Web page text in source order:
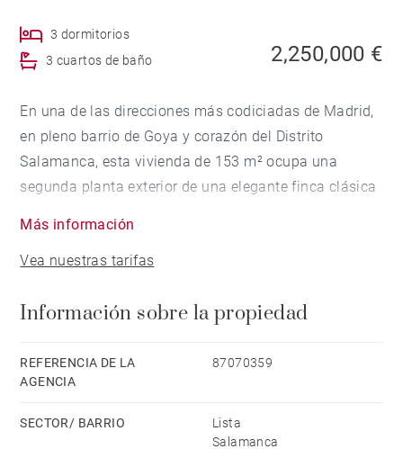
3 dormitorios
3 cuartos de baño
2,250,000 €
En una de las direcciones más codiciadas de Madrid,
en pleno barrio de Goya y corazón del Distrito
Salamanca, esta vivienda de 153 m² ocupa una
segunda planta exterior de una elegante finca clásica
respira sofisticación en cada detalle.
Una espectacular zona de día abierta une salón,
lleno de vida. El salón se asoma, a través de su
balcón, a una tranquila calle arbolada: luz natural,
calma y privacidad en plena ciudad. La cocina,
integrada en la zona social, deslumbra con mobiliario
Más información
Vea nuestras tarifas
Información sobre la propiedad
REFERENCIA DE LA
AGENCIA
87070359
SECTOR/ BARRIO
Lista
Salamanca